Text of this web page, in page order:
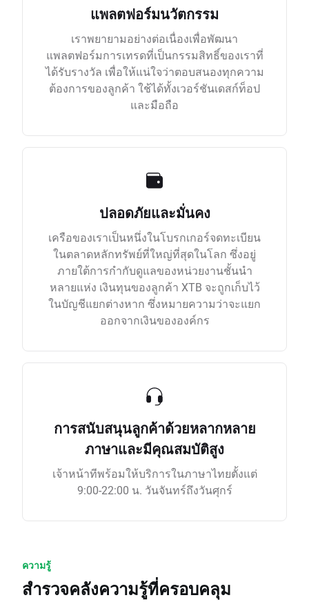
แพลตฟอร์มนวัตกรรม
เราพยายามอย่างต่อเนื่องเพื่อพัฒนา
แพลตฟอร์มการเทรดที่เป็นกรรมสิทธิ์ของเราที่
ได้รับรางวัล เพื่อให้แน่ใจว่าตอบสนองทุกความ
ต้องการของลูกค้า ใช้ได้ทั้งเวอร์ชันเดสก์ท็อป
และมือถือ
ปลอดภัยและมั่นคง
เครือของเราเป็นหนึ่งในโบรกเกอร์จดทะเบียน
ในตลาดหลักทรัพย์ที่ใหญ่ที่สุดในโลก ซึ่งอยู่
ภายใต้การกำกับดูแลของหน่วยงานชั้นนำ
หลายแห่ง เงินทุนของลูกค้า XTB จะถูกเก็บไว้
ในบัญชีแยกต่างหาก ซึ่งหมายความว่าจะแยก
ออกจากเงินขององค์กร
การสนับสนุนลูกค้าด้วยหลากหลาย
ภาษาและมีคุณสมบัติสูง
เจ้าหน้าทีพร้อมให้บริการในภาษาไทยตั้งแต่
9:00-22:00 น. วันจันทร์ถึงวันศุกร์
ความรู้
สำรวจคลังความรู้ที่ครอบคลุม